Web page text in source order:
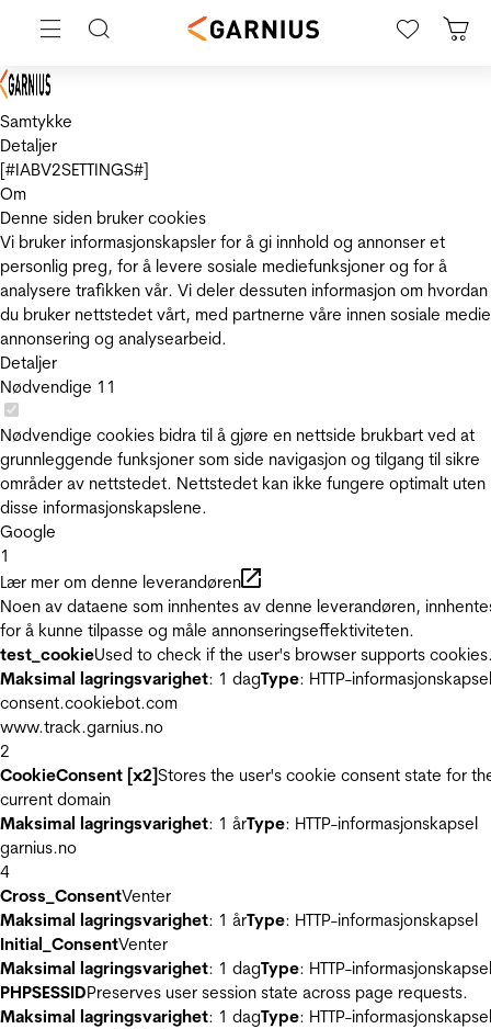
Samtykke
Detaljer
[#IABV2SETTINGS#]
Om
Denne siden bruker cookies
Vi bruker informasjonskapsler for å gi innhold og annonser et
personlig preg, for å levere sosiale mediefunksjoner og for å
analysere trafikken vår. Vi deler dessuten informasjon om hvordan
du bruker nettstedet vårt, med partnerne våre innen sosiale
annonsering og analysearbeid.
Detaljer
Nødvendige 11
Nødvendige cookies bidra til å gjøre en nettside brukbart ved at
grunnleggende funksjoner som side navigasjon og tilgang til sikre
områder av nettstedet. Nettstedet kan ikke fungere optimalt uten
disse informasjonskapslene.
Google
1
Lær mer om denne leverandøren
Noen av dataene som innhentes av denne leverandøren,
for å kunne tilpasse og måle annonseringseffektiviteten.
test_cookieUsed to check if the user's browser supports
Maksimal lagringsvarighet: 1 dagType: HTTP-informasjonskapsel
consent.cookiebot.com
www.track.garnius.no
2
CookieConsent [x2]Stores the user's cookie consent state for
current domain
Maksimal lagringsvarighet: 1 årType: HTTP-informasjonskapsel
garnius.no
4
Cross_ConsentVenter
Maksimal lagringsvarighet: 1 årType: HTTP-informasjonskapsel
Initial_ConsentVenter
Maksimal lagringsvarighet: 1 dagType: HTTP-informasjonskapsel
PHPSESSIDPreserves user session state across page requests.
Maksimal lagringsvarighet: 1 dagType: HTTP-informasjonskapsel